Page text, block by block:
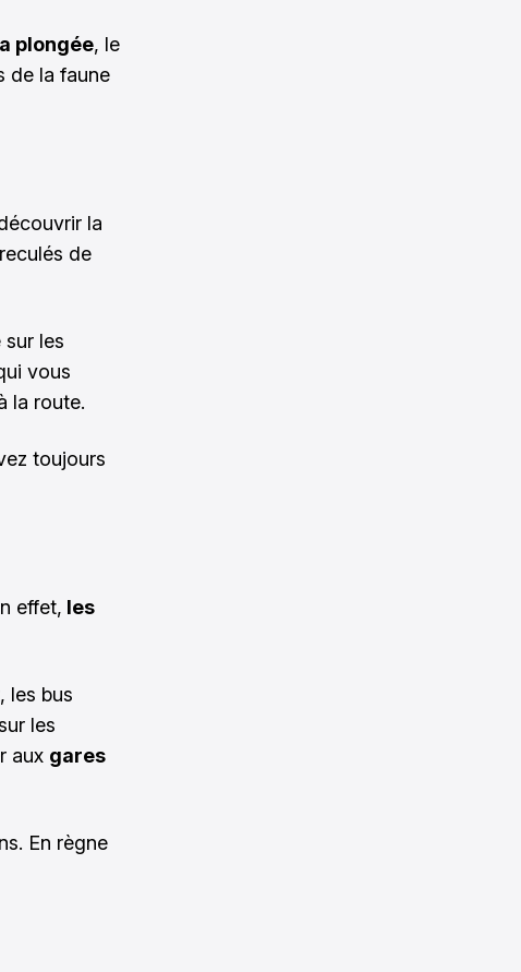
plongée, le
de la faune
la
de
les
vous
la route.
toujours
effet, les
les bus
les
aux gares
En règne